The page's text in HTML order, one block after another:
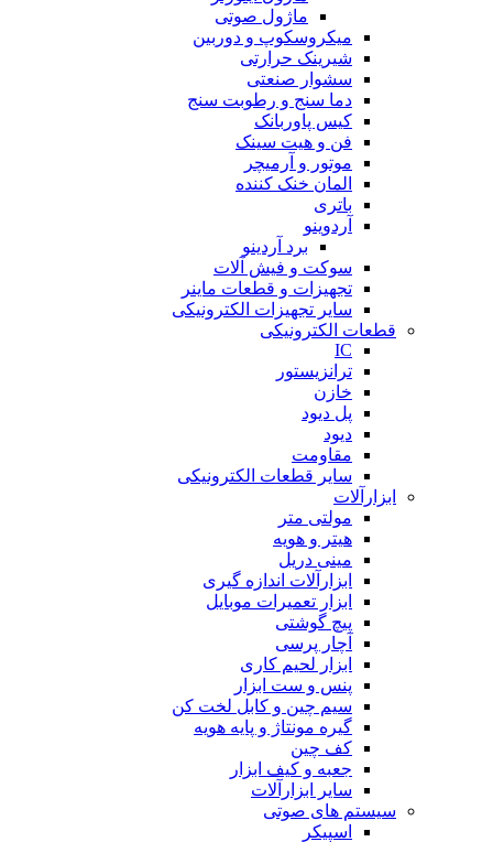
ماژول صوتی
میکروسکوپ و دوربین
شیرینک حرارتی
سشوار صنعتی
دما سنج و رطوبت سنج
کیس پاوربانک
فن و هیت سینک
موتور و آرمیچر
المان خنک کننده
باتری
آردوینو
برد آردینو
سوکت و فیش آلات
تجهیزات و قطعات ماینر
سایر تجهیزات الکترونیکی
قطعات الکترونیکی
IC
ترانزیستور
خازن
پل دیود
دیود
مقاومت
سایر قطعات الکترونیکی
ابزارآلات
مولتی متر
هیتر و هویه
مینی دریل
ابزارآلات اندازه گیری
ابزار تعمیرات موبایل
پیچ گوشتی
آچار پرسی
ابزار لحیم کاری
پنس و ست ابزار
سیم چین و کابل لخت کن
گیره مونتاژ و پایه هویه
کف چین
جعبه و کیف ابزار
سایر ابزارآلات
سیستم های صوتی
اسپیکر